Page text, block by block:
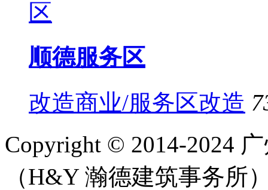
顺德服务区
改造商业/服务区改造
Copyright © 2014-2024
（H&Y 瀚德建筑事务所